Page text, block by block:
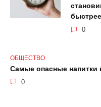
0
ОБЩЕСТВО
Самые опасные напитки
0